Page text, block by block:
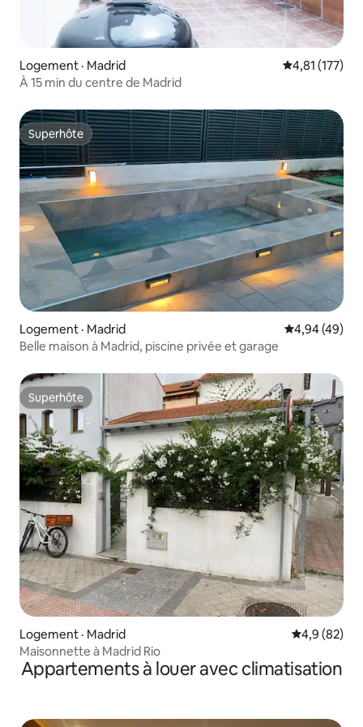
Logement · Madrid Note
4,81 (177)
À 15 min du centre de Madrid
Superhôte
Superhôte
Logement · Madrid Note
4,94 (49)
Belle maison à Madrid, piscine privée et garage
Superhôte
Superhôte
Logement · Madrid Note
4,9 (82)
Maisonnette à Madrid Rio
Appartements à louer avec climatisation